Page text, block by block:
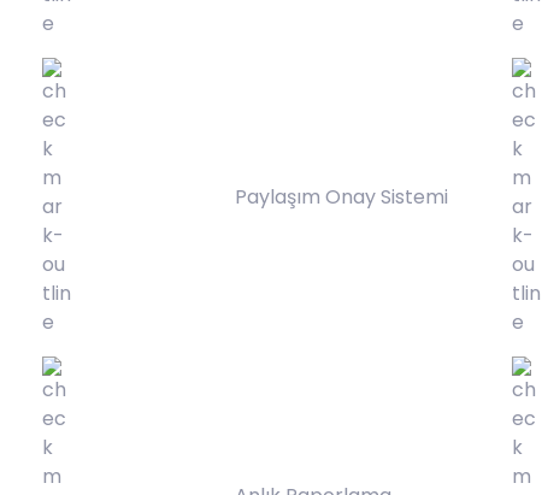
Paylaşım Onay Sistemi